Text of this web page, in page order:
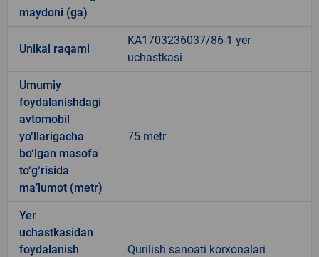
maydoni (ga)
Unikal raqami
KA1703236037/86-1 yer
uchastkasi
Umumiy
foydalanishdagi
avtomobil
yo‘llarigacha
bo‘lgan masofa
to‘g‘risida
ma’lumot (metr)
75 metr
Yer
uchastkasidan
foydalanish
Qurilish sanoati korxonalari